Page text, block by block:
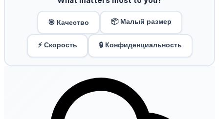
🎯 Качество 📦 Малый размер
⚡ Скорость 🔒 Конфиденциальность